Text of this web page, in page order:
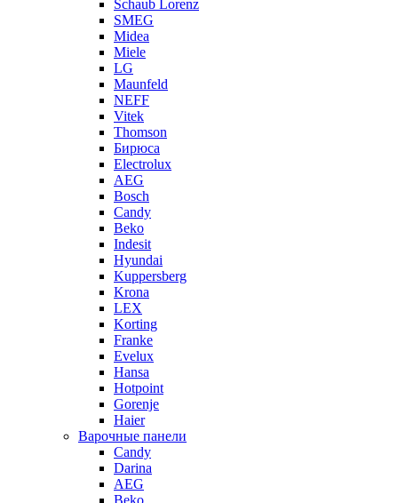
Schaub Lorenz
SMEG
Midea
Miele
LG
Maunfeld
NEFF
Vitek
Thomson
Бирюса
Electrolux
AEG
Bosch
Candy
Beko
Indesit
Hyundai
Kuppersberg
Krona
LEX
Korting
Franke
Evelux
Hansa
Hotpoint
Gorenje
Haier
Варочные панели
Candy
Darina
AEG